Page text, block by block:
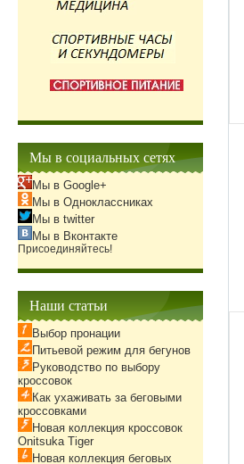
Мы в социальных сетях
Мы в Google+
Мы в Одноклассниках
Мы в twitter
Мы в Вконтакте
Присоединяйтесь!
Наши статьи
Выбор пронации
Питьевой режим для бегунов
Руководство по выбору
кроссовок
Как ухаживать за беговыми
кроссовками
Новая коллекция кроссовок
Onitsuka Tiger
Новая коллекция беговых